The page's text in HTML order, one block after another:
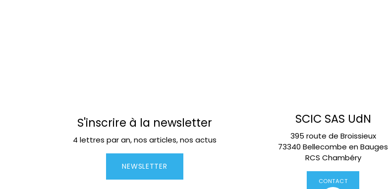
S'inscrire à la newsletter
4 lettres par an, nos articles, nos actus
NEWSLETTER
SCIC SAS UdN
395 route de Broissieux
73340 Bellecombe en Bauges
RCS Chambéry
CONTACT